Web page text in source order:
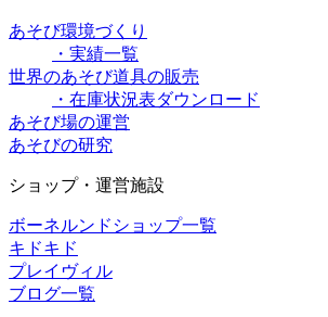
あそび環境づくり
・実績一覧
世界のあそび道具の販売
・在庫状況表ダウンロード
あそび場の運営
あそびの研究
ショップ・運営施設
ボーネルンドショップ一覧
キドキド
プレイヴィル
ブログ一覧